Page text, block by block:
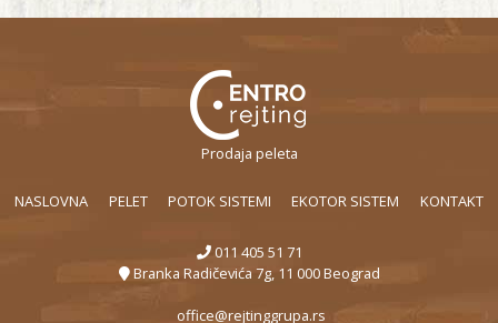
Prodaja peleta
NASLOVNA PELET POTOK SISTEMI EKOTOR SISTEM KONTAKT
011 405 51 71
Branka Radičevića 7g, 11 000 Beograd
office@rejtinggrupa.rs